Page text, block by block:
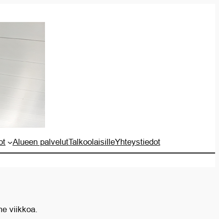
Alueen palvelutTalkoolaisilleYhteystiedot
viikkoa.